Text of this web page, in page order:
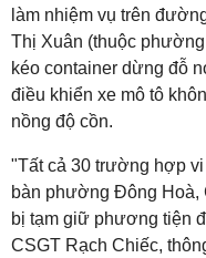
làm nhiệm vụ trên
Thị Xuân (thuộc
kéo container dừng đỗ
điều khiển xe mô tô
nồng độ cồn.
"Tất cả 30 trường hợp
bàn phường Đông Hoà,
bị tạm giữ phương tiện
CSGT Rạch Chiếc,